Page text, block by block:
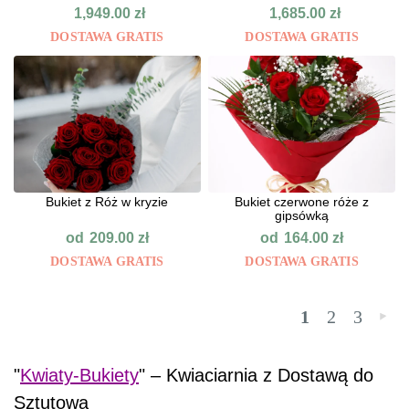
1,949.00zł
DOSTAWA GRATIS
1,685.00 zł
DOSTAWA GRATIS
Bukiet z Róż w kryzie
od 209.00 zł
DOSTAWA GRATIS
Bukiet czerwone róże z
gipsówką
od 164.00zł
DOSTAWA GRATIS
1 2 3 »
"Kwiaty-Bukiety" – Kwiaciarnia z Dostawą do
Sztutowa